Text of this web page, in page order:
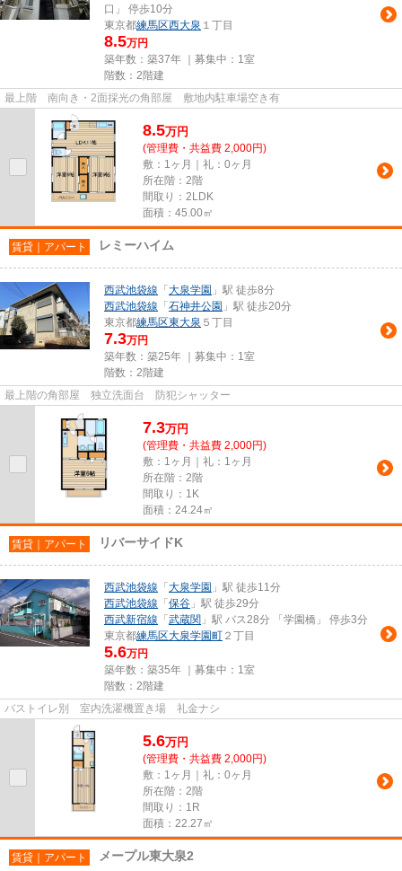
口」 停歩10分
東京都練馬区西大泉 １丁目
8.5万円
築年数：築37年 ｜募集中： 1室
階数：2階建
最上階 南向き・2面採光の角部屋 敷地内駐車場空き有
8.5万円
(管理費・共益費 2,000円)
敷：1ヶ月｜礼：0ヶ月
所在階：2階
間取り：2LDK
面積：45.00㎡
賃貸｜アパート レミーハイム
西武池袋線 「 大泉学園 」駅 徒歩8分
西武池袋線 「 石神井公園 」駅 徒歩20分
東京都練馬区東大泉 ５丁目
7.3万円
築年数：築25年 ｜募集中： 1室
階数：2階建
最上階の角部屋 独立洗面台 防犯シャッター
7.3万円
(管理費・共益費 2,000円)
敷：1ヶ月｜礼：1ヶ月
所在階：2階
間取り：1K
面積：24.24㎡
賃貸｜アパート リバーサイドK
西武池袋線 「 大泉学園 」駅 徒歩11分
西武池袋線 「 保谷 」駅 徒歩29分
西武新宿線 「 武蔵関 」駅 バス28分 「学園橋」 停歩3分
東京都練馬区大泉学園町 ２丁目
5.6万円
築年数：築35年 ｜募集中： 1室
階数：2階建
バストイレ別 室内洗濯機置き場 礼金ナシ
5.6万円
(管理費・共益費 2,000円)
敷：1ヶ月｜礼：0ヶ月
所在階：2階
間取り：1R
面積：22.27㎡
賃貸｜アパート メープル東大泉2